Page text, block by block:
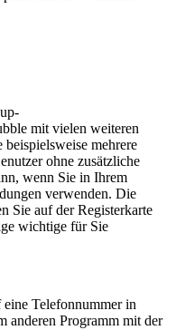
mit vielen weiteren
beispielsweise mehrere
ohne zusätzliche
wenn Sie in Ihrem
verwenden. Die
Sie auf der Registerkarte
wichtige für Sie
Telefonnummer in
anderen Programm mit der